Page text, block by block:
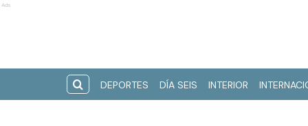
Ads
DEPORTES DÍA SEIS INTERIOR